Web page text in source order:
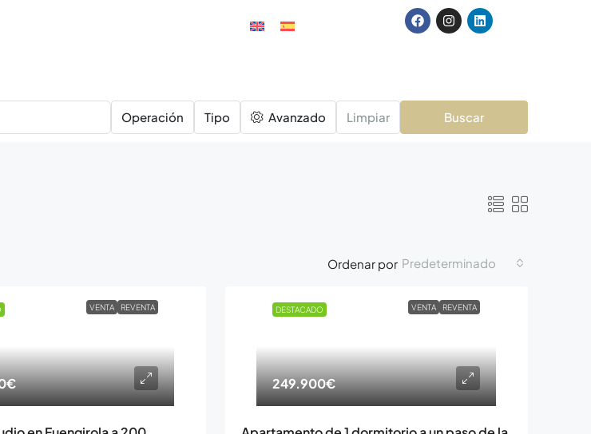
Operación Tipo Avanzado Limpiar Buscar
Ordenar por Predeterminado
VENTA REVENTA DESTACADO VENTA REVENTA
249.900€